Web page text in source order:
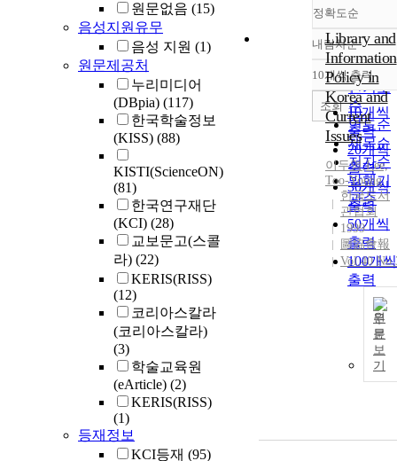
원문없음 (15)
음성지원유무
음성 지원 (1)
원문제공처
누리미디어
(DBpia) (117)
한국학술정보
(KISS) (88)
KISTI(ScienceON)
(81)
한국연구재단
(KCI) (28)
교보문고(스콜
라) (22)
KERIS(RISS)
(12)
코리아스칼라
(코리아스칼라)
(3)
학술교육원
(eArticle) (2)
KERIS(RISS)
(1)
등재정보
KCI등재 (95)
정확도순
정확도
순
인기도
순
연도순
제목순
저자순
발행기
관순
내림차순
내림차
10개씩 출력
10개씩
출력
20개씩
출력
30개씩
출력
50개씩
출력
100개씩
출력
조회
Library and
Information
Policy in
Korea and
Current
Issues
이두영,Lee,
Too-Young
한국도서
관협회
1999
圖協會報
Vol.40
원
문
보
기